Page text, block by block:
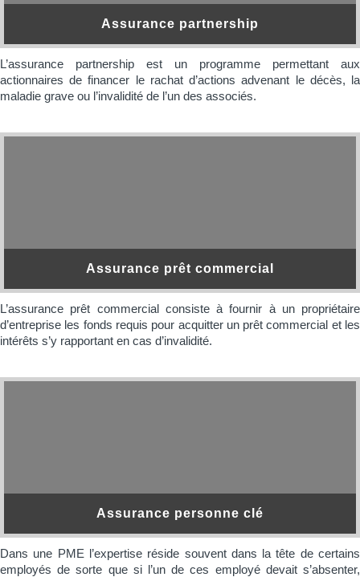
Assurance partnership
L’assurance partnership est un programme permettant aux
actionnaires de financer le rachat d’actions advenant le décès, la
maladie grave ou l’invalidité de l’un des associés.
Assurance prêt commercial
L’assurance prêt commercial consiste à fournir à un propriétaire
d’entreprise les fonds requis pour acquitter un prêt commercial et les
intérêts s’y rapportant en cas d’invalidité.
Assurance personne clé
Dans une PME l’expertise réside souvent dans la tête de certains
employés de sorte que si l’un de ces employé devait s’absenter,